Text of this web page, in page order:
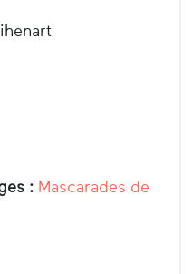
: Mascarades de